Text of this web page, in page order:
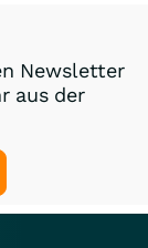
Newsletter
aus der